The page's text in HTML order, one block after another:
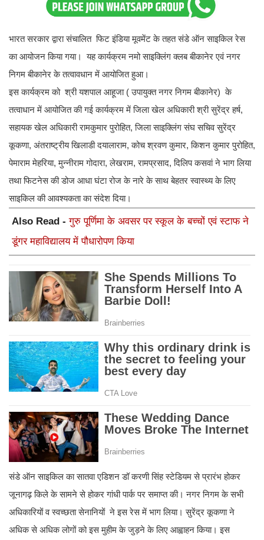
भारत सरकार द्वारा संचालित फिट इंडिया मूवमेंट के तहत संडे ऑन साइकिल रेस
का आयोजन किया गया। यह कार्यक्रम नमो साइक्लिंग क्लब बीकानेर एवं नगर
निगम बीकानेर के तत्वावधान में आयोजित हुआ।
इस कार्यक्रम को श्री यशपाल आहूजा ( उपायुक्त नगर निगम बीकानेर) के
तत्वाधान में आयोजित की गई कार्यक्रम में जिला खेल अधिकारी श्री सुरेंद्र हर्ष,
सहायक खेल अधिकारी रामकुमार पुरोहित, जिला साइक्लिंग संघ सचिव सुरेंद्र
कूकणा, अंतराष्ट्रीय खिलाडी दयालाराम, कोच श्रवण कुमार, किशन कुमार पुरोहित,
पेमाराम मेहरिया, मुन्नीराम गोदारा, लेखराम, रामप्रसाद, दिलिप कसवां ने भाग लिया
तथा फिटनेस की डोज आधा घंटा रोज के नारे के साथ बेहतर स्वास्थ्य के लिए
साइकिल की आवश्यकता का संदेश दिया।
Also Read -गुरु पूर्णिमा के अवसर पर स्कूल के बच्चों एवं स्टाफ ने
डूंगर महाविद्यालय में पौधारोपण किया
संडे ऑन साइकिल का सातवा एडिशन डॉ करणी सिंह स्टेडियम से प्रारंभ होकर
जूनागढ़ किले के सामने से होकर गांधी पार्क पर समाप्त की। नगर निगम के सभी
अधिकारियों व स्वच्छता सेनानियों ने इस रेस में भाग लिया। सुरेंद्र कूकणा ने
अधिक से अधिक लोगों को इस मुहीम के जुड़ने के लिए आह्वाहन किया। इस